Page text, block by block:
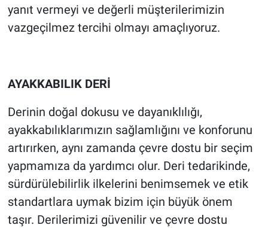
yanıt vermeyi ve değerli müşterilerimizin
vazgeçilmez tercihi olmayı amaçlıyoruz.
AYAKKABILIK DERİ
Derinin doğal dokusu ve dayanıklılığı,
ayakkabılıklarımızın sağlamlığını ve konforunu
artırırken, aynı zamanda çevre dostu bir seçim
yapmamıza da yardımcı olur. Deri tedarikinde,
sürdürülebilirlik ilkelerini benimsemek ve etik
standartlara uymak bizim için büyük önem
taşır. Derilerimizi güvenilir ve çevre dostu